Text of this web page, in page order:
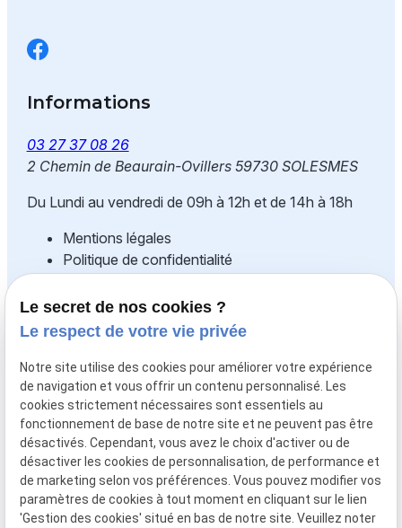
Informations
03 27 37 08 26
2 Chemin de Beaurain-Ovillers 59730 SOLESMES
Du Lundi au vendredi de 09h à 12h et de 14h à 18h
Mentions légales
Politique de confidentialité
Plan du site
Fonds européen agricole pour le
développement rural : l'Europe
s'investit dans les zones rurales
La SARL NORD ESPACE CONCEPTION est
cofinancée par l'Union Européenne à hauteur de
21 000 € de fonds LEADER pour le projet
d'ACQUISITION DE MATERIELS DE PRODUCTION
Le secret de nos cookies ?
Le respect de votre vie privée
Notre site utilise des cookies pour améliorer votre expérience
de navigation et vous offrir un contenu personnalisé. Les
cookies strictement nécessaires sont essentiels au
fonctionnement de base de notre site et ne peuvent pas être
désactivés. Cependant, vous avez le choix d'activer ou de
désactiver les cookies de personnalisation, de performance et
de marketing selon vos préférences. Vous pouvez modifier vos
paramètres de cookies à tout moment en cliquant sur le lien
'Gestion des cookies' situé en bas de notre site. Veuillez noter